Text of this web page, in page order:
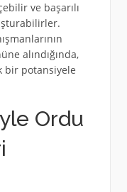
ve başarılı
alındığında,
bir potansiyele
Ordu